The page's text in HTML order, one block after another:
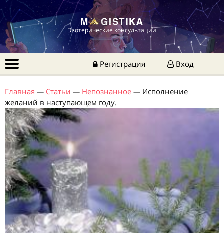
Эзотерические консультации
Регистрация Вход
Главная — Статьи — Непознанное — Исполнение
желаний в наступающем году.